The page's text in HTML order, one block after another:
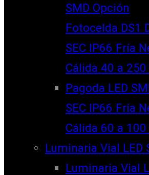
SMD Opción
Fotocelda DS1
SEC IP66 Fría
Cálida 40 a
Pagoda LED
SEC IP66 Fría
Cálida 60 a
Luminaria Vial LED
Luminaria Vial